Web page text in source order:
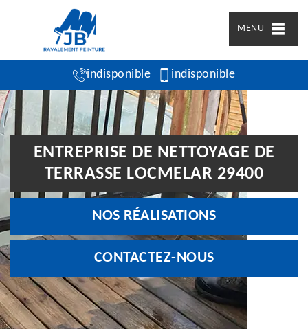
MENU
indisponible indisponible
ENTREPRISE DE NETTOYAGE DE
TERRASSE LOCMELAR 29400
NOS RÉALISATIONS
CONTACTEZ-NOUS